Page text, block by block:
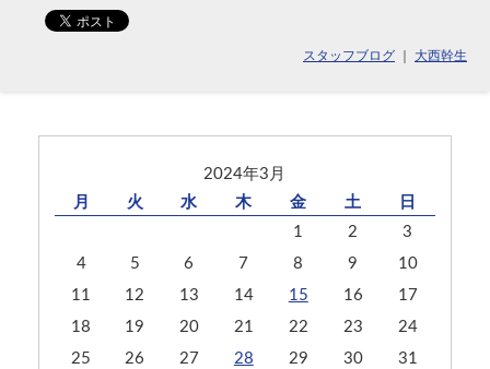
スタッフブログ 大西幹生
2024年3月
月
火 水 木 金 土
日
1
2
3
4
5 6 7 8 9
10
11
12 13 14 15 16
17
18
19 20 21 22 23
24
25
26 27 28 29 30
31